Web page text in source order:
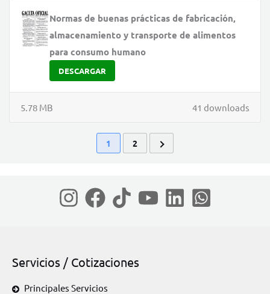
Normas de buenas prácticas de fabricación,
almacenamiento y transporte de alimentos
para consumo humano
DESCARGAR
41 downloads
5.78 MB
1 2
Servicios / Cotizaciones
Principales Servicios